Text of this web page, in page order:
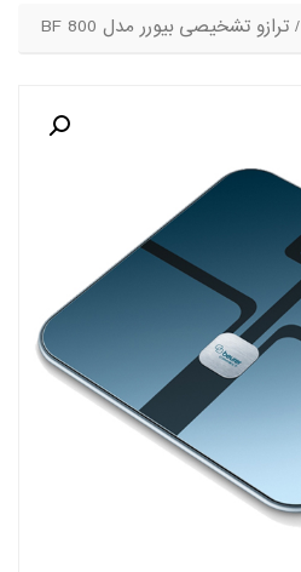
/ ترازو تشخیصی بیورر مدل BF 800